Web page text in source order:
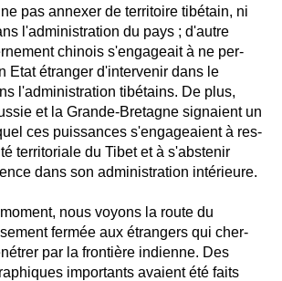
pas annexer de territoire tibétain, ni
l'administration du pays ; d'autre
chinois s'engageait à ne per-
Etat étranger d'intervenir dans le
l'administration tibétains. De plus,
et la Grande-Bretagne signaient un
ces puissances s'engageaient à res-
territoriale du Tibet et à s'abstenir
dans son administration intérieure.
nous voyons la route du
fermée aux étrangers qui cher-
par la frontière indienne. Des
importants avaient été faits